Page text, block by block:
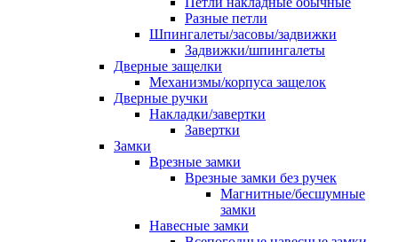
Разные петли
Шпингалеты/засовы/задвижки
Задвижки/шпингалеты
Дверные защелки
Механизмы/корпуса защелок
Дверные ручки
Накладки/завертки
Завертки
Замки
Врезные замки
Врезные замки без ручек
Магнитные/бесшумные
замки
Навесные замки